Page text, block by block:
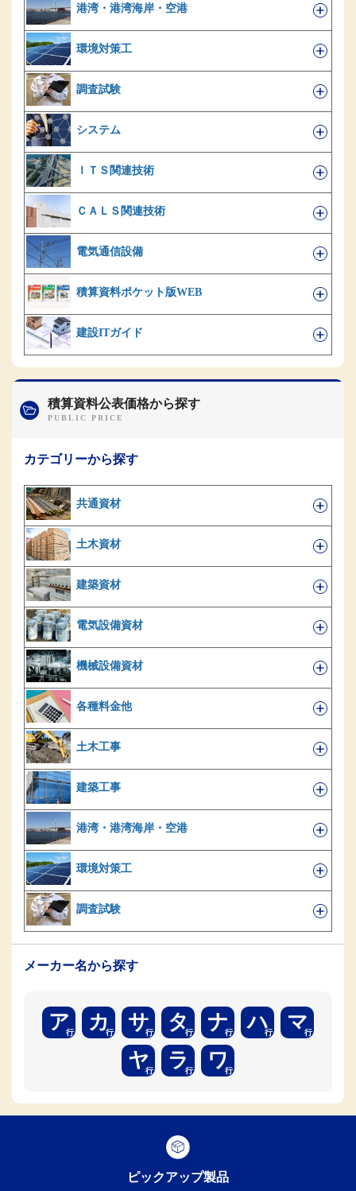
港湾・港湾海岸・空港
環境対策工
調査試験
システム
ＩＴＳ関連技術
ＣＡＬＳ関連技術
電気通信設備
積算資料ポケット版WEB
建設ITガイド
積算資料公表価格から探す
カテゴリーから探す
共通資材
土木資材
建築資材
電気設備資材
機械設備資材
各種料金他
土木工事
建築工事
港湾・港湾海岸・空港
環境対策工
調査試験
メーカー名から探す
ア カ サ タ ナ ハ
マ
ヤ
ラ ワ
ピックアップ製品